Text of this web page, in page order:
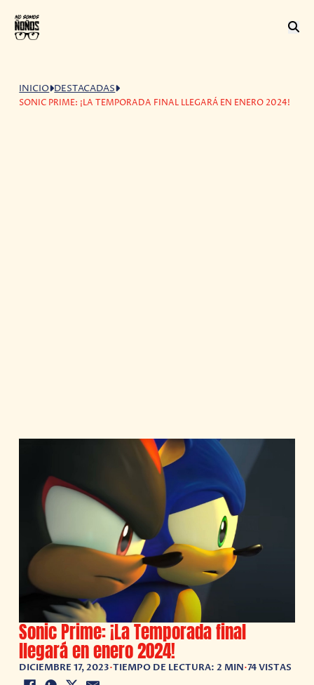
INICIO DESTACADAS
SONIC PRIME: ¡LA TEMPORADA FINAL LLEGARÁ EN ENERO 2024!
Sonic Prime: ¡La Temporada final
llegará en enero 2024!
DICIEMBRE 17, 2023•TIEMPO DE LECTURA: 2 MIN•74 VISTAS